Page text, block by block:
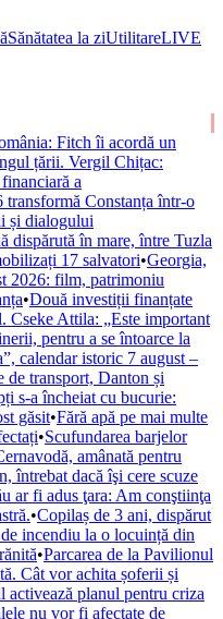
Sănătatea la ziUtilitareLIVE
Fitch îi acordă un
țării. Vergil Chițac:
a
transformă Constanța într-o
și dialogului
dispărută în mare, între Tuzla
17 salvatori•Georgia,
2026: film, patrimoniu
•Două investiții finanțate
Cseke Attila: „Este important
pentru a se întoarce la
calendar istoric 7 august –
de transport, Danton și
s-a încheiat cu bucurie:
găsit•Fără apă pe mai multe
•Scufundarea barjelor
amânată pentru
întrebat dacă îşi cere scuze
ar fi adus ţara: Am conştiinţa
•Copilaș de 3 ani, dispărut
incendiu la o locuință din
•Parcarea de la Pavilionul
Cât vor achita șoferii și
activează planul pentru criza
nu vor fi afectate de